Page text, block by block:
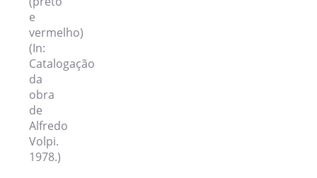
e
vermelho)
(In:
Catalogação
da
obra
de
Alfredo
Volpi.
1978.)